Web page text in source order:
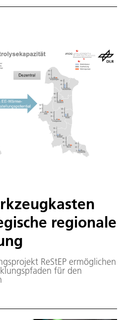
regionale
ReStEP ermöglichen
für den